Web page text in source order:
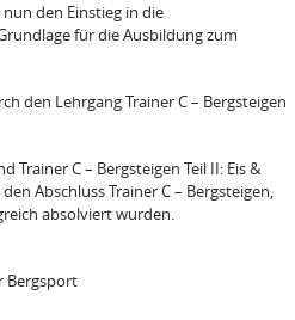
den Einstieg in die
für die Ausbildung zum
den Lehrgang Trainer C – Bergsteigen
Trainer C – Bergsteigen Teil II: Eis &
Abschluss Trainer C – Bergsteigen,
absolviert wurden.
Bergsport